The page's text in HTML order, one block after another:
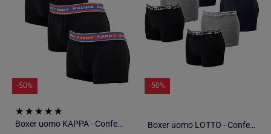
-50%
Boxer uomo KAPPA - Confezione da 4
-50%
Boxer uomo LOTTO - Confezione di 6